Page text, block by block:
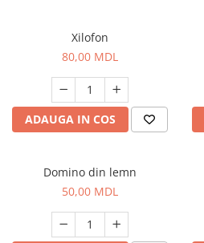
Xilofon
80,00 MDL
ADAUGA IN COS
Domino din lemn
50,00 MDL